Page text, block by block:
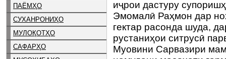
ПАЁМҲО
СУХАНРОНИҲО
МУЛОҚОТҲО
САФАРҲО
иҷрои дастуру
Эмомалӣ Раҳмон дар
гектар расонда шуда,
рустаниҳои ситрусӣ
Муовини Сарвазири